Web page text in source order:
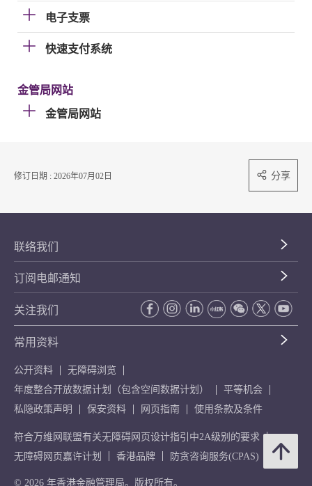
电子支票
快速支付系统
金管局网站
金管局网站
修订日期 : 2026年07月02日 分享
联络我们
订阅电邮通知
关注我们
常用资料
公开资料
无障碍浏览
年度整合开放数据计划（包含空间数据计划）
平等机会
私隐政策声明
保安资料 网页指南 使用条款及条件
符合万维网联盟有关无障碍网页设计指引中2A级别的要求
无障碍网页嘉许计划
香港品牌 防贪咨询服务(CPAS)
© 2026 年香港金融管理局。版权所有。